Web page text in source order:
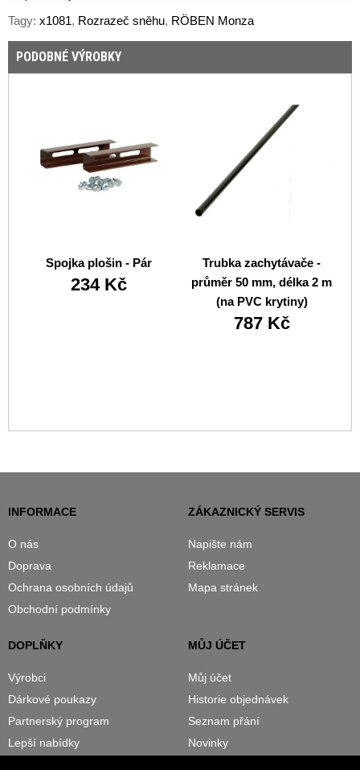
Tagy: x1081, Rozrazeč sněhu, RÖBEN Monza
PODOBNÉ VÝROBKY
Spojka plošin - Pár
234 Kč
Trubka zachytávače -
průměr 50 mm, délka 2 m
(na PVC krytiny)
787 Kč
INFORMACE
O nás
Doprava
Ochrana osobních údajů
Obchodní podmínky
ZÁKAZNICKÝ SERVIS
Napište nám
Reklamace
Mapa stránek
DOPLŇKY
Výrobci
Dárkové poukazy
Partnerský program
Lepší nabídky
MŮJ ÚČET
Můj účet
Historie objednávek
Seznam přání
Novinky